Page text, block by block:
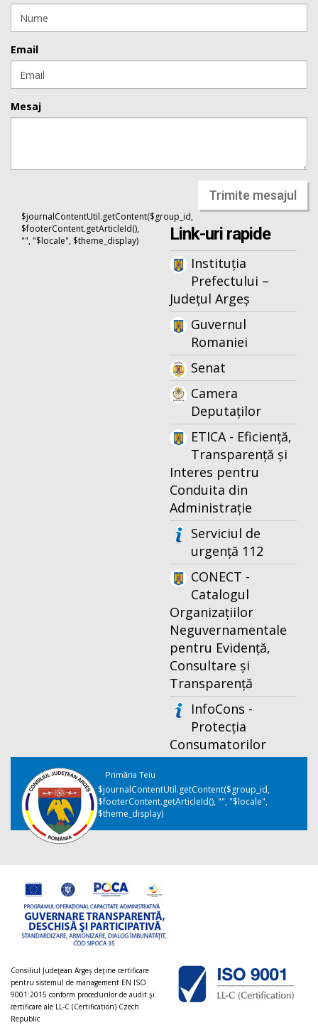
Email
Mesaj
Trimite mesajul
$journalContentUtil.getContent($group_id,
$footerContent.getArticleId(),
"", "$locale", $theme_display)
Link-uri rapide
Instituția
Prefectului –
Județul Argeș
Guvernul
Romaniei
Senat
Camera
Deputaților
ETICA - Eficiență,
Transparență și
Interes pentru
Conduita din
Administrație
Serviciul de
urgență 112
CONECT -
Catalogul
Organizațiilor
Neguvernamentale
pentru Evidență,
Consultare și
Transparență
InfoCons -
Protecția
Consumatorilor
Primăria Teiu
$journalContentUtil.getContent($group_id,
$footerContent.getArticleId(), "", "$locale",
$theme_display)
Consiliul Judeţean Argeș deţine certificare
pentru sistemul de management EN ISO
9001:2015 conform procedurilor de audit şi
certificare ale LL-C (Certification) Czech
Republic